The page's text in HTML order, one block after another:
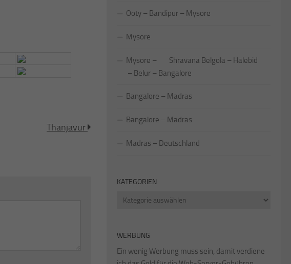
Thanjavur
Ooty – Bandipur – Mysore
Mysore
Mysore – Shravana Belgola – Halebid
– Belur – Bangalore
Bangalore – Madras
Bangalore – Madras
Madras – Deutschland
KATEGORIEN
Kategorien
WERBUNG
Ein wenig Werbung muss sein, damit verdiene